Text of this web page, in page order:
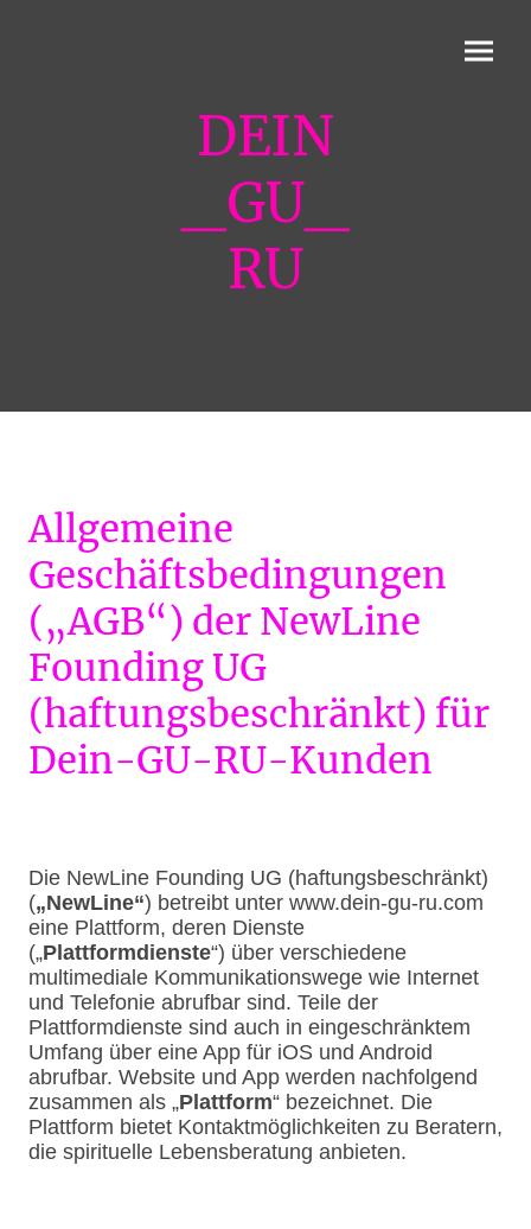
DEIN
_GU_
RU
Allgemeine
Geschäftsbedingungen
(„AGB“) der NewLine
Founding UG
(haftungsbeschränkt) für
Dein-GU-RU-Kunden
Die NewLine Founding UG (haftungsbeschränkt)
(„NewLine“) betreibt unter www.dein-gu-ru.com
eine Plattform, deren Dienste
(„Plattformdienste“) über verschiedene
multimediale Kommunikationswege wie Internet
und Telefonie abrufbar sind. Teile der
Plattformdienste sind auch in eingeschränktem
Umfang über eine App für iOS und Android
abrufbar. Website und App werden nachfolgend
zusammen als „Plattform“ bezeichnet. Die
Plattform bietet Kontaktmöglichkeiten zu Beratern,
die spirituelle Lebensberatung anbieten.